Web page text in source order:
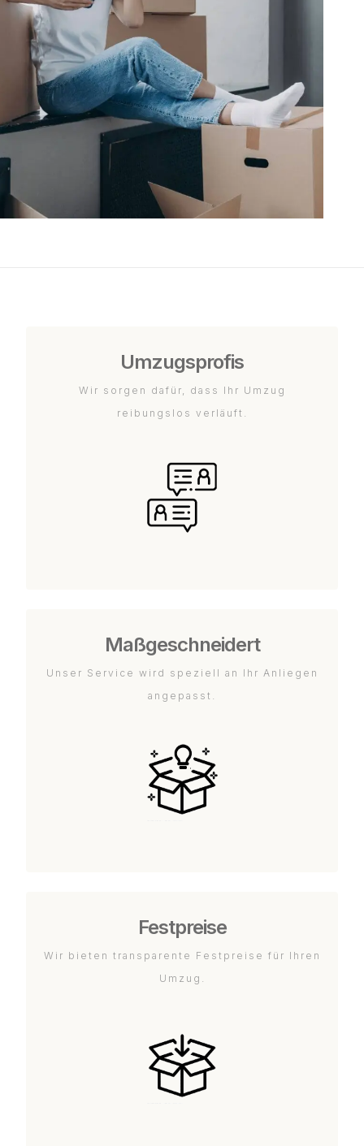
Umzugsprofis
Wir sorgen dafür, dass Ihr Umzug
reibungslos verläuft.
Maßgeschneidert
Unser Service wird speziell an Ihr Anliegen
angepasst.
Festpreise
Wir bieten transparente Festpreise für Ihren
Umzug.